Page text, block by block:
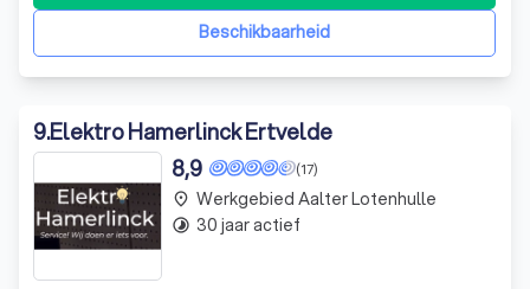
elektriciens hebben jarenlange pr
Beschikbaarheid
9.Elektro Hamerlinck Ertvelde
(17)
8,9
place Werkgebied Aalter Lotenhulle
timelapse 30 jaar actief